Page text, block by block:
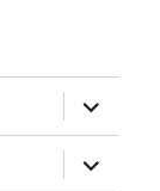
öffnen
öffnen